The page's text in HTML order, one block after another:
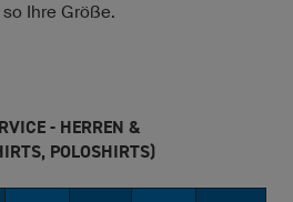
Ihre Größe.
- HERREN &
POLOSHIRTS)